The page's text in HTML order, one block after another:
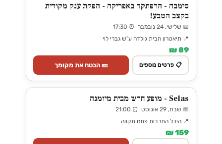
סימבה - הרפתקה באפריקה - הפקת ענק מקורית
בקצב הטבע!
📅 שלישי, 24 נובמבר ⏰ 17:30
📍 תיאטרון הבית גולדה ע"ש גברי לוי
89 ₪
📋 פרטים נוספים 🎫 הבטח את מקומך
Selas - מופע חדש מבית מיומנה
📅 שבת, 29 אוגוסט ⏰ 21:00
📍 היכל התרבות פתח תקווה
159 ₪